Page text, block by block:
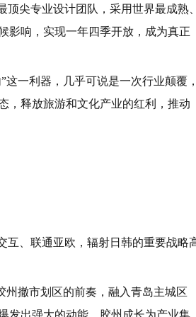
尖专业设计团队，采用世界最成熟、
影响，实现一年四季开放，成为真正
一利器，几乎可说是一次行业颠覆，
，释放旅游和文化产业的红利，推动
互、联通亚欧，辐射日韩的重要战略
州撤市划区的前奏，融入青岛主城区
发出强大的动能，胶州成长为产业集